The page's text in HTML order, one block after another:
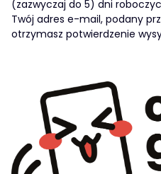
(zazwyczaj do 5) dni
Twój adres e-mail, podany
otrzymasz potwierdzenie